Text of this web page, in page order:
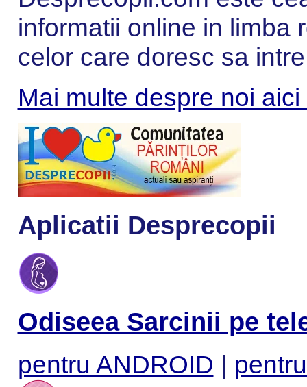
informatii online in limba
celor care doresc sa
Mai multe despre noi aici
Aplicatii Desprecopii
Odiseea Sarcinii pe
pentru ANDROID |